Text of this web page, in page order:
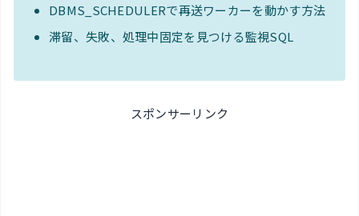
DBMS_SCHEDULERで再送ワーカーを動かす方法
滞留、失敗、処理中固定を見つける監視SQL
スポンサーリンク